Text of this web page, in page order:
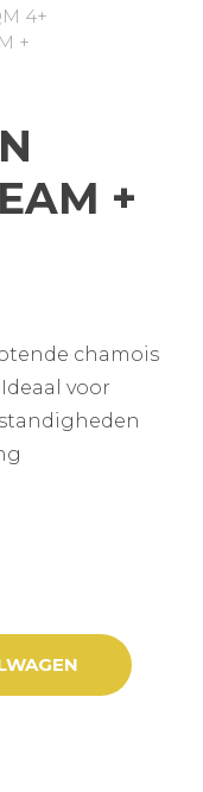
4+
+
+
chamois
voor